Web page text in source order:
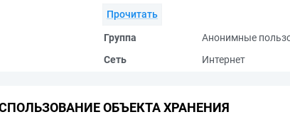
Прочитать
Группа
Анонимные
Сеть
Интернет
ОБЪЕКТА ХРАНЕНИЯ